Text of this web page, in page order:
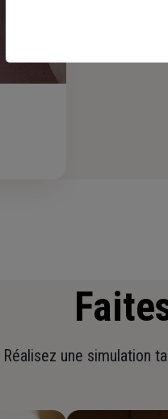
Réalisez une simulation